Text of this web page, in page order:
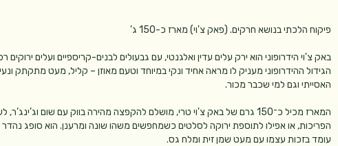
פיקוח הלכתי בנושא חרקים. (פאק צ'וי) מארז כ-150 ג'
באק צ'וי הידרופוני הוא ירק עלים עדין ואלגנטי, עם גבעולים לבנים-קריספיים ועלים
הגידול ההידרופוני מעניק לו מראה אחיד ונקי במיוחד וטעם מאוזן – קליל, מעט
האסייתי וגם למי שכבר מכור.
המארז מכיל כ־150 גרם של באק צ'וי טרי, מושלם להקפצה מהירה בווק עם שום
הפריכות, או אפילו לתוספת ירוקה לסלטים כשמחפשים משהו שונה ומרענן. הוא סופג
עומד בזכות עצמו עם מעט שמן זית ומלח גס.